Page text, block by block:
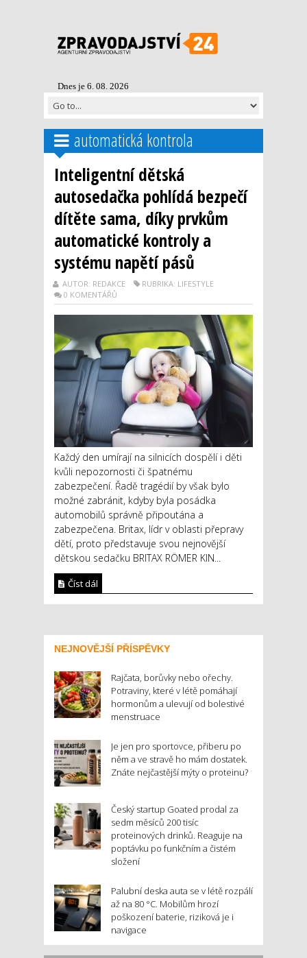
Dnes je 6. 08. 2026
automatická kontrola
Inteligentní dětská
autosedačka pohlídá bezpečí
dítěte sama, díky prvkům
automatické kontroly a
systému napětí pásů
AUTOR: REDAKCE
RUBRIKA: LIFESTYLE
0 KOMENTÁŘŮ
Každý den umírají na silnicích dospělí i děti
kvůli nepozornosti či špatnému
zabezpečení. Řadě tragédií by však bylo
možné zabránit, kdyby byla posádka
automobilů správně připoutána a
zabezpečena. Britax, lídr v oblasti přepravy
dětí, proto představuje svou nejnovější
dětskou sedačku BRITAX RÖMER KIN...
Číst dál
NEJNOVĚJŠÍ PŘÍSPĚVKY
Rajčata, borůvky nebo ořechy.
Potraviny, které v létě pomáhají
hormonům a ulevují od bolestivé
menstruace
Je jen pro sportovce, přiberu po
něm a ve stravě ho mám dostatek.
Znáte nejčastější mýty o proteinu?
Český startup Goated prodal za
sedm měsíců 200 tisíc
proteinových drinků. Reaguje na
poptávku po funkčním a čistém
složení
Palubní deska auta se v létě rozpálí
až na 80 °C. Mobilům hrozí
poškození baterie, riziková je i
navigace